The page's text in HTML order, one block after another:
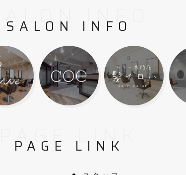
SALON INFO
SALON INFO
PAGE LINK
PAGE LINK